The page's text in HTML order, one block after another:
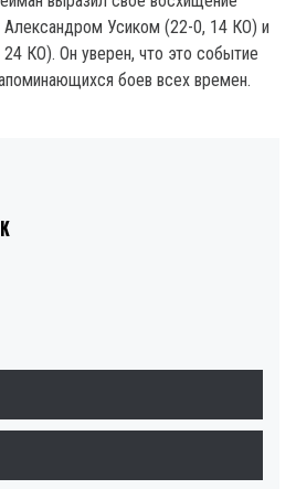
Усиком (22-0, 14 КО) и
КО). Он уверен, что это событие
боев всех времен.